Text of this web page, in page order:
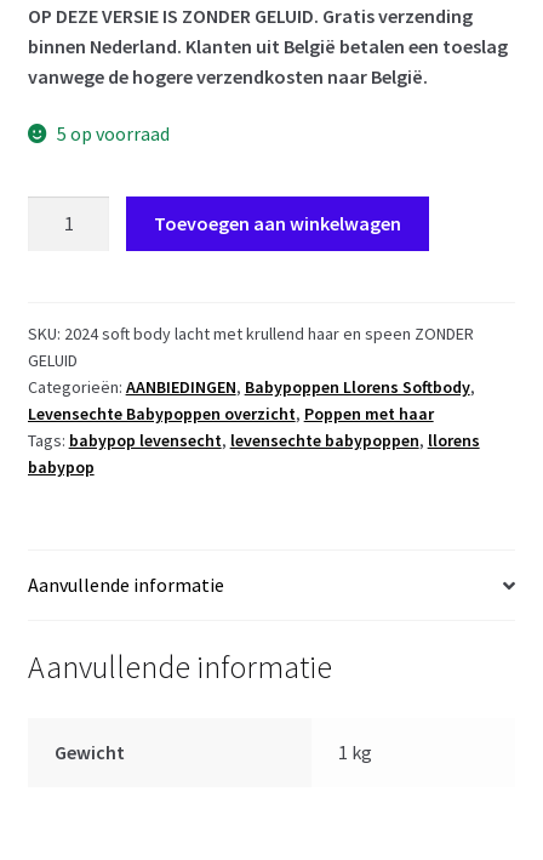
OP DEZE VERSIE IS ZONDER GELUID. Gratis verzending
binnen Nederland. Klanten uit België betalen een toeslag
vanwege de hogere verzendkosten naar België.
5 op voorraad
soft
body
met
haar
kleding
en
cm
geluid
Toevoegen aan winkelwagen
SKU: 2024 soft body lacht met krullend haar en speen ZONDER
GELUID
Categorieën: AANBIEDINGEN, Babypoppen Llorens Softbody,
Levensechte Babypoppen overzicht, Poppen met haar
Tags: babypop levensecht, levensechte babypoppen, llorens
babypop
Aanvullende informatie
Aanvullende informatie
Gewicht 1 kg